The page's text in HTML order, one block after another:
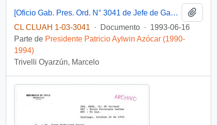
[Oficio Gab. Pres. Ord. N° 3041 de Jefe de Gabinete Presidencial, remite copia de carta que se indica]
CL CLUAH 1-03-3041
· Documento · 1993-06-16
Parte de Presidente Patricio Aylwin Azócar (1990-
1994)
Trivelli Oyarzún, Marcelo